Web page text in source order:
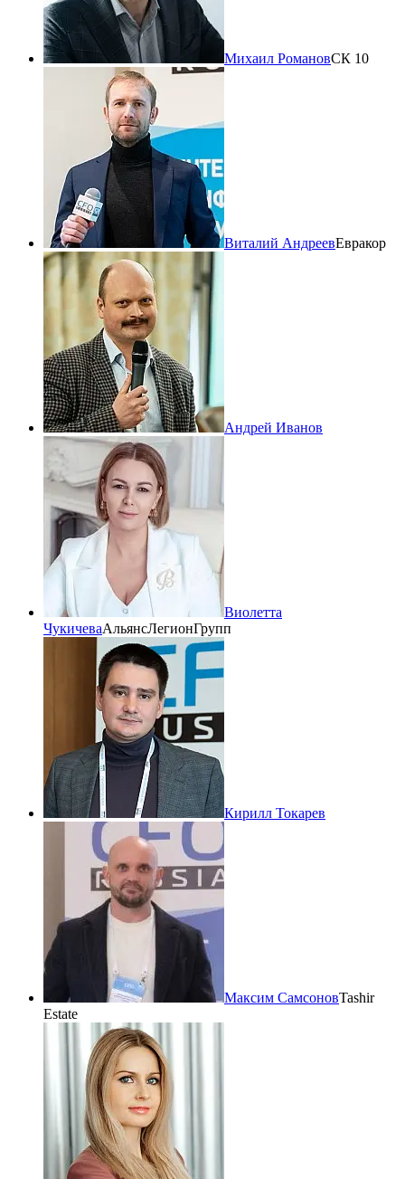
Михаил РомановСК 10
Виталий АндреевЕвракор
Андрей Иванов
Виолетта
ЧукичеваАльянсЛегионГрупп
Кирилл Токарев
Максим СамсоновTashir
Estate